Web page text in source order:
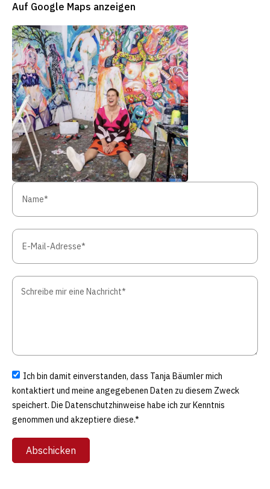
Auf Google Maps anzeigen
Ich bin damit einverstanden, dass Tanja Bäumler mich
kontaktiert und meine angegebenen Daten zu diesem Zweck
speichert. Die Datenschutzhinweise habe ich zur Kenntnis
genommen und akzeptiere diese.*
Abschicken